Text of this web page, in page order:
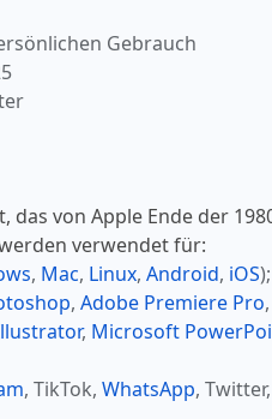
Gebrauch
das von Apple Ende der
verwendet für:
, Mac, Linux, Android, iOS);
, Adobe Premiere Pro
, Microsoft
, TikTok, WhatsApp, Twitter,